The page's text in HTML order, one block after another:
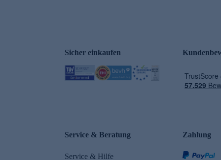
Sicher einkaufen
Service & Beratung
Service & Hilfe
Zahlung